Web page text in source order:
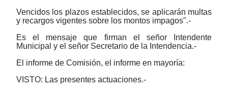
Vencidos los plazos establecidos, se aplicarán multas
y recargos vigentes sobre los montos impagos".-
Es el mensaje que firman el señor Intendente
Municipal y el señor Secretario de la Intendencia.-
El informe de Comisión, el informe en mayoría:
VISTO: Las presentes actuaciones.-